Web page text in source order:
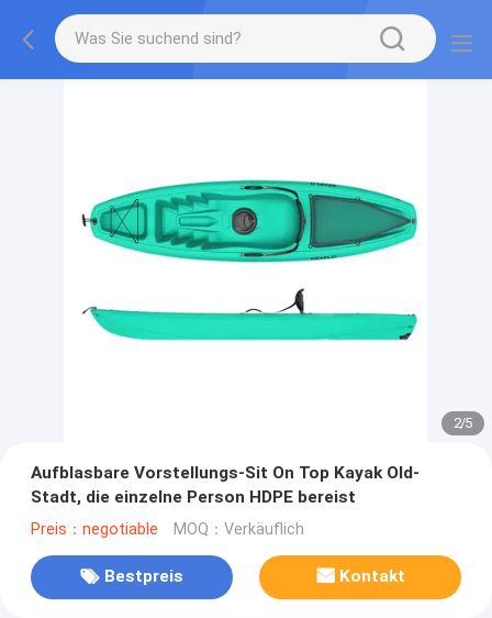
2/5
Aufblasbare Vorstellungs-Sit On Top Kayak Old-
Stadt, die einzelne Person HDPE bereist
Preis：negotiable MOQ：Verkäuflich
Bestpreis Kontakt